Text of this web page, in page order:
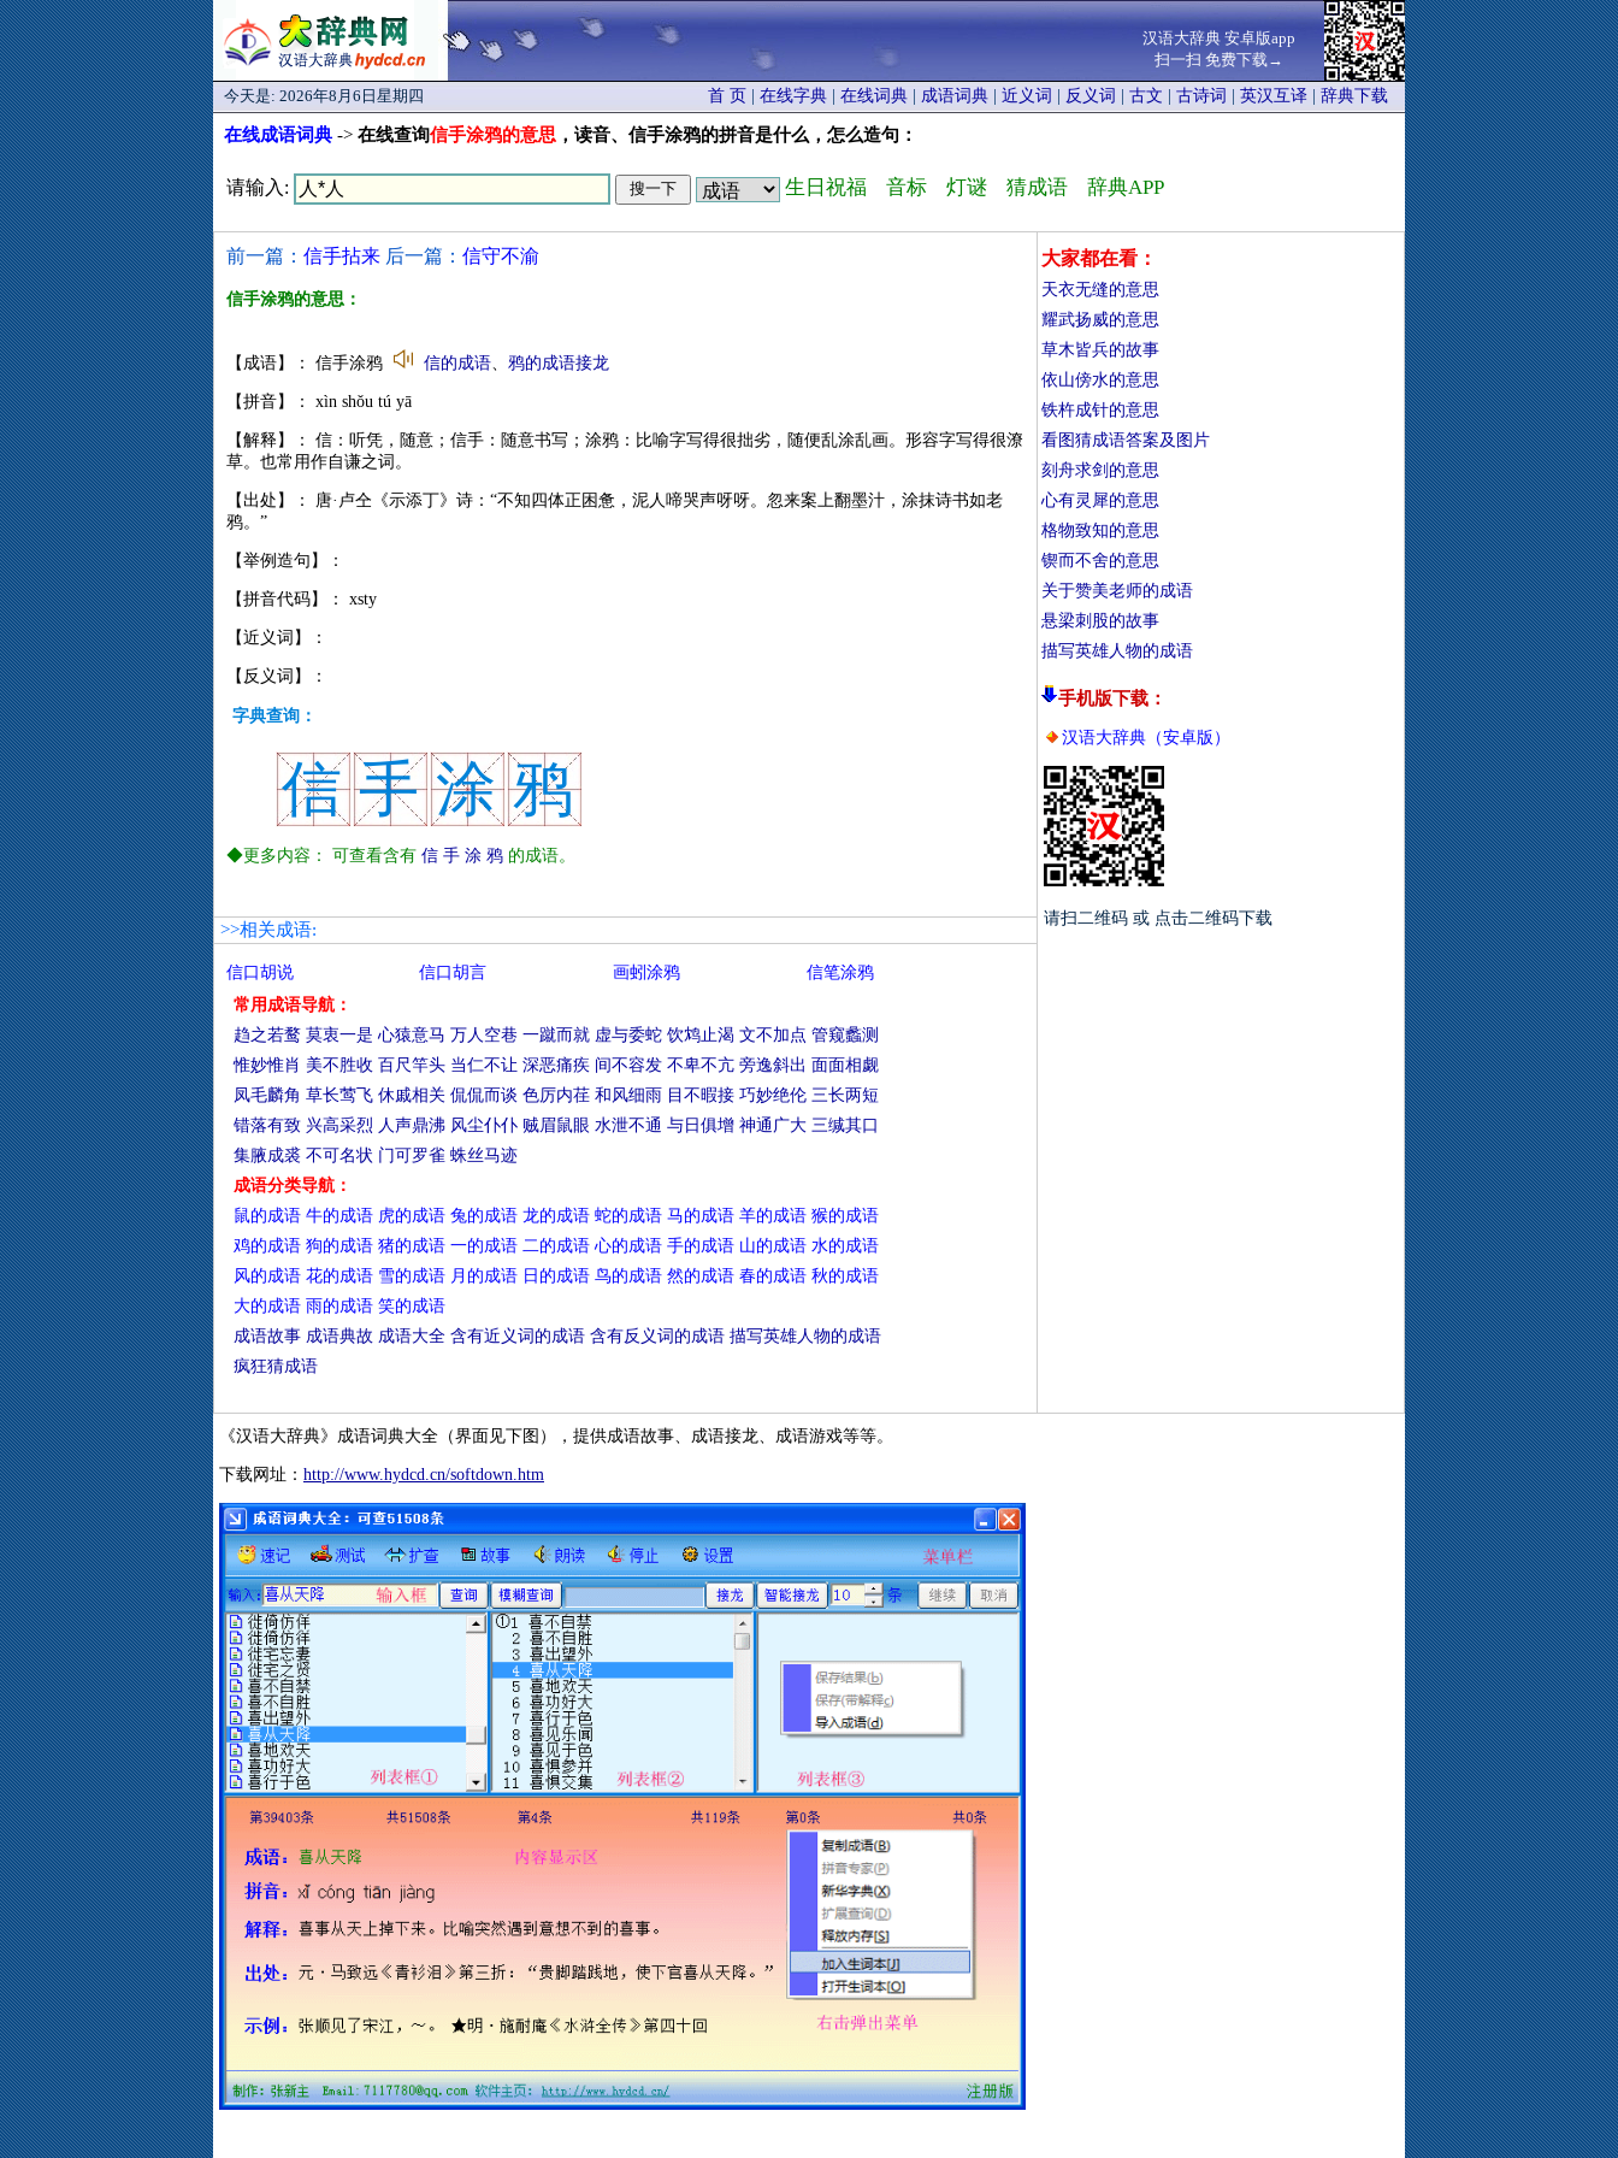
汉语大辞典 安卓版app
扫一扫 免费下载→
今天是: 2026年8月6日星期四 首 页 在线字典 在线词典 成语词典 近义词 反义词 古文 古诗词 英汉互译 辞典下载
在线成语词典 -> 在线查询信手涂鸦的意思 ，读音、信手涂鸦的拼音是什么，怎么造句：
请输入: 生日祝福 音标 灯谜 猜成语 辞典APP
前一篇： 信手拈来 后一篇： 信守不渝
信手涂鸦的意思：
【成语】： 信手涂鸦 信的成语、 鸦的成语接龙
【拼音】： xìn shǒu tú yā
【解释】： 信：听凭，随意；信手：随意书写；涂鸦：比喻字写得很拙劣，随便乱涂乱画。形容字写得很潦
草。也常用作自谦之词。
【出处】： 唐·卢仝《示添丁》诗：“不知四体正困惫，泥人啼哭声呀呀。忽来案上翻墨汁，涂抹诗书如老
鸦。”
【举例造句】：
【拼音代码】： xsty
【近义词】：
【反义词】：
字典查询：
信 手 涂 鸦
◆更多内容： 可查看含有 信 手 涂 鸦 的成语。
大家都在看：
天衣无缝的意思
耀武扬威的意思
草木皆兵的故事
依山傍水的意思
铁杵成针的意思
看图猜成语答案及图片
刻舟求剑的意思
心有灵犀的意思
格物致知的意思
锲而不舍的意思
关于赞美老师的成语
悬梁刺股的故事
描写英雄人物的成语
手机版下载：
汉语大辞典（安卓版）
请扫二维码 或 点击二维码下载
>>相关成语:
信口胡说 信口胡言 画蚓涂鸦
信笔涂鸦
常用成语导航：
趋之若鹜 莫衷一是 心猿意马 万人空巷 一蹴而就 虚与委蛇 饮鸩止渴 文不加点 管窥蠡测
惟妙惟肖 美不胜收 百尺竿头 当仁不让 深恶痛疾 间不容发 不卑不亢 旁逸斜出 面面相觑
凤毛麟角 草长莺飞 休戚相关 侃侃而谈 色厉内荏 和风细雨 目不暇接 巧妙绝伦 三长两短
错落有致 兴高采烈 人声鼎沸 风尘仆仆 贼眉鼠眼 水泄不通 与日俱增 神通广大 三缄其口
集腋成裘 不可名状 门可罗雀 蛛丝马迹
成语分类导航：
鼠的成语 牛的成语 虎的成语 兔的成语 龙的成语 蛇的成语 马的成语 羊的成语 猴的成语
鸡的成语 狗的成语 猪的成语 一的成语 二的成语 心的成语 手的成语 山的成语 水的成语
风的成语 花的成语 雪的成语 月的成语 日的成语 鸟的成语 然的成语 春的成语 秋的成语
大的成语 雨的成语 笑的成语
成语故事 成语典故 成语大全 含有近义词的成语 含有反义词的成语 描写英雄人物的成语
疯狂猜成语
《汉语大辞典》成语词典大全（界面见下图），提供成语故事、成语接龙、成语游戏等等。
下载网址： http://www.hydcd.cn/softdown.htm